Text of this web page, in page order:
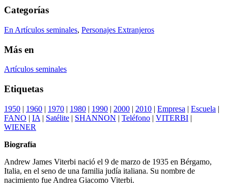
Categorías
En Artículos seminales, Personajes Extranjeros
Más en
Artículos seminales
Etiquetas
1950 | 1960 | 1970 | 1980 | 1990 | 2000 | 2010 | Empresa | Escuela |
FANO | IA | Satélite | SHANNON | Teléfono | VITERBI |
WIENER
Biografía
Andrew James Viterbi nació el 9 de marzo de 1935 en Bérgamo,
Italia, en el seno de una familia judía italiana. Su nombre de
nacimiento fue Andrea Giacomo Viterbi.